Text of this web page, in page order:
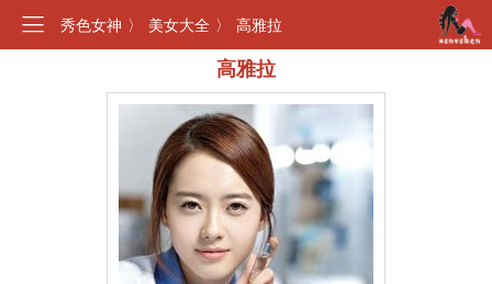
秀色女神 〉 美女大全 〉 高雅拉
高雅拉